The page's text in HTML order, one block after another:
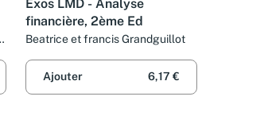
Exos LMD - Analyse
financière, 2ème Ed
Beatrice et francis Grandguillot
Ajouter 6,17 €